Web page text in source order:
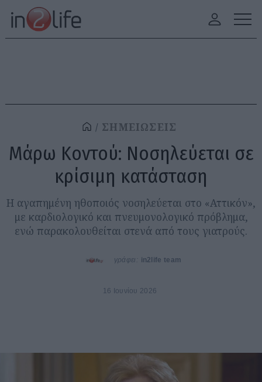
ΣΗΜΕΙΩΣΕΙΣ
Μάρω Κοντού: Νοσηλεύεται σε
κρίσιμη κατάσταση
Η αγαπημένη ηθοποιός νοσηλεύεται στο «Αττικόν»,
με καρδιολογικό και πνευμονολογικό πρόβλημα,
ενώ παρακολουθείται στενά από τους γιατρούς.
γράφει: in2life team
16 Ιουνίου 2026